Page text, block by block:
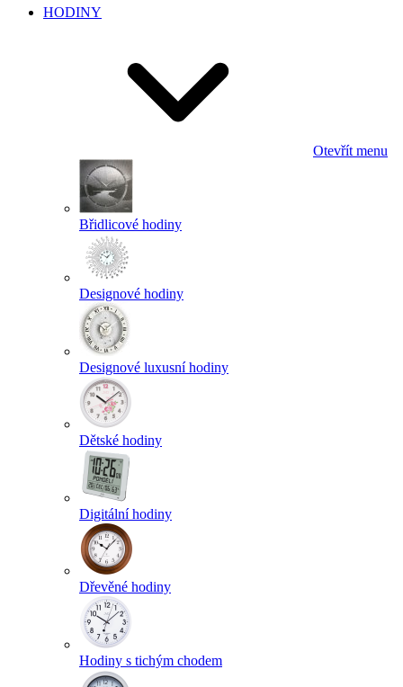
HODINY
Otevřít menu
Břidlicové hodiny
Designové hodiny
Designové luxusní hodiny
Dětské hodiny
Digitální hodiny
Dřevěné hodiny
Hodiny s tichým chodem